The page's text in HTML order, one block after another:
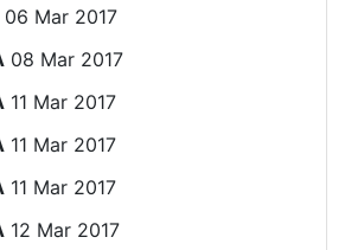
06 Mar 2017
08 Mar 2017
11 Mar 2017
11 Mar 2017
11 Mar 2017
12 Mar 2017